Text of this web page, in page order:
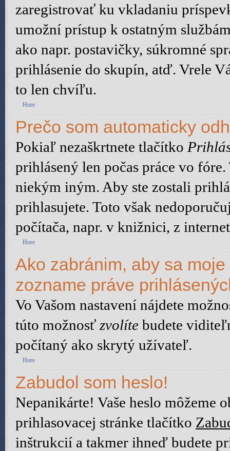
zaregistrovať ku vkladaniu
umožní prístup k ostatným
ako napr. postavičky, súkromné
prihlásenie do skupín, atď. Vrele
to len chvíľu.
Hore
Prečo som automaticky
Pokiaľ nezaškrtnete tlačítko
prihlásený len počas práce vo
niekým iným. Aby ste zostali
prihlasujete. Toto však
počítača, napr. v knižnici, z
Hore
Ako zabránim, aby sa
zozname práve
Vo Vašom nastavení nájdete
túto možnosť zvolíte budete
počítaný ako skrytý užívateľ.
Hore
Zabudol som heslo!
Nepanikárte! Vaše heslo môžeme
prihlasovacej stránke tlačítko
inštrukcií a takmer ihneď budete